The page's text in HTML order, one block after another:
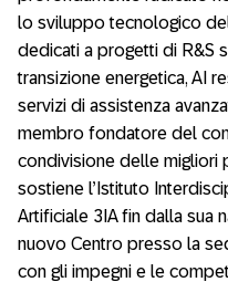
lo sviluppo tecnologico
dedicati a progetti di R&S
transizione energetica, AI
servizi di assistenza
membro fondatore del
condivisione delle migliori
sostiene l’Istituto
Artificiale 3IA fin dalla sua
nuovo Centro presso la
con gli impegni e le